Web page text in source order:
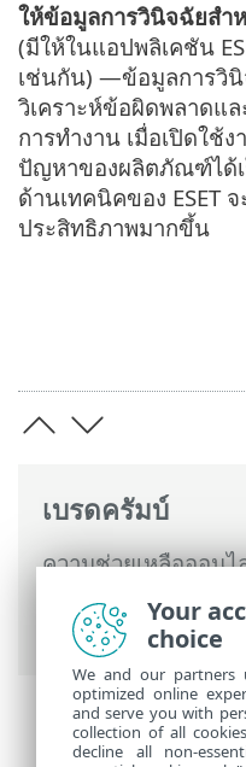
เบรดครัมบ์
ความช่วยเหลือออนไ
Password Manager
Password Manager
ให้ข้อมูลการวินิจฉัยสำ
(มีให้ในแอปพลิเคชัน
เช่นกัน) —ข้อมูลการวินิ
วิเคราะห์ข้อผิดพลาดแ
การทำงาน เมื่อเปิดใช้ง
ปัญหาของผลิตภัณฑ์ได้
ด้านเทคนิคของ ESET
ประสิทธิภาพมากขึ้น
Your
choice
We and our
optimized online
and serve you with
collection of all
decline all non-